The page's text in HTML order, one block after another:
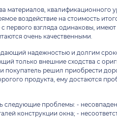
материалов, квалификационного
воздействие на стоимость
первого взгляда одинаковы,
очень качественными.
надежностью и долгим
только внешние сходства с
покупатель решил приобрести
продукта, ему достаются
следующие проблемы: -
конструкции окна; -